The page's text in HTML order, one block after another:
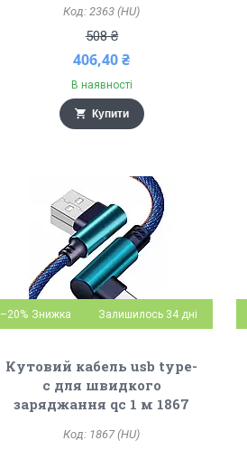
2363 (HU)
508 ₴
406,40 ₴
В наявності
Купити
–20% Залишилось 34 дні
Кутовий кабель usb type-
c для швидкого
заряджання qc 1 м 1867
1867 (HU)